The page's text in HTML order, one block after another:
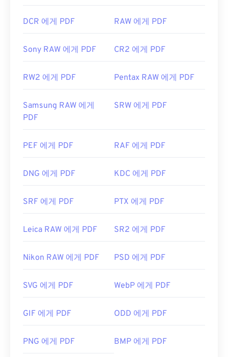
DCR 에게 PDF RAW 에게 PDF
Sony RAW 에게 PDF CR2 에게 PDF
RW2 에게 PDF Pentax RAW 에게 PDF
Samsung RAW 에게
PDF
SRW 에게 PDF
PEF 에게 PDF RAF 에게 PDF
DNG 에게 PDF KDC 에게 PDF
SRF 에게 PDF PTX 에게 PDF
Leica RAW 에게 PDF SR2 에게 PDF
Nikon RAW 에게 PDF PSD 에게 PDF
SVG 에게 PDF WebP 에게 PDF
GIF 에게 PDF ODD 에게 PDF
PNG 에게 PDF BMP 에게 PDF